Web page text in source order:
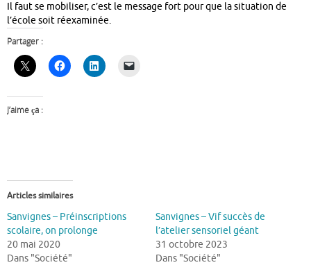
Il faut se mobiliser, c’est le message fort pour que la situation de
l’école soit réexaminée.
Partager :
J’aime ça :
Articles similaires
Sanvignes – Préinscriptions
scolaire, on prolonge
20 mai 2020
Dans "Société"
Sanvignes – Vif succès de
l’atelier sensoriel géant
31 octobre 2023
Dans "Société"